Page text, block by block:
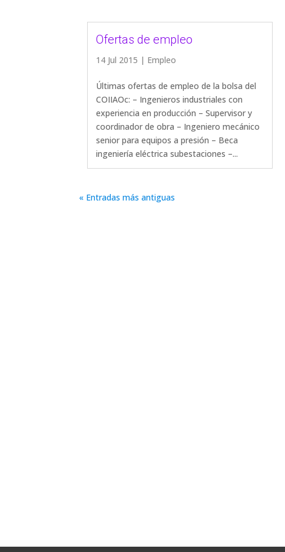
Ofertas de empleo
14 Jul 2015 | Empleo
Últimas ofertas de empleo de la bolsa del
COIIAOc: – Ingenieros industriales con
experiencia en producción – Supervisor y
coordinador de obra – Ingeniero mecánico
senior para equipos a presión – Beca
ingeniería eléctrica subestaciones –...
« Entradas más antiguas